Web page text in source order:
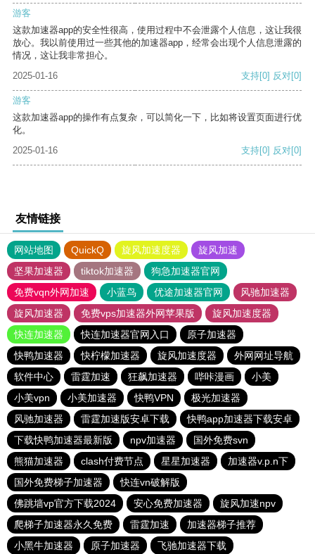
游客
这款加速器app的安全性很高，使用过程中不会泄露个人信息，这让我很
放心。我以前使用过一些其他的加速器app，经常会出现个人信息泄露的
情况，这让我非常担心。
2025-01-16
支持[0] 反对[0]
游客
这款加速器app的操作有点复杂，可以简化一下，比如将设置页面进行优
化。
2025-01-16
支持[0] 反对[0]
友情链接
网站地图 QuickQ 旋风加速度器
旋风加速
坚果加速器
tiktok加速器
狗急加速器官网
免费vqn外网加速
小蓝鸟 优途加速器官网
风驰加速器
旋风加速器
免费vps加速器外网苹果版
旋风加速度器
快连加速器
快连加速器官网入口
原子加速器
快鸭加速器
快柠檬加速器 旋风加速度器
外网网址导航
软件中心
雷霆加速 狂飙加速器 哔咔漫画
小美
小美vpn
小美加速器 快鸭VPN
极光加速器
风驰加速器
雷霆加速版安卓下载
快鸭app加速器下载安卓
下载快鸭加速器最新版
npv加速器
国外免费svn
熊猫加速器
clash付费节点 星星加速器
加速器v.p.n下
国外免费梯子加速器
快连vn破解版
佛跳墙vp官方下载2024
安心免费加速器
旋风加速npv
爬梯子加速器永久免费
雷霆加速
加速器梯子推荐
小黑牛加速器
原子加速器 飞驰加速器下载